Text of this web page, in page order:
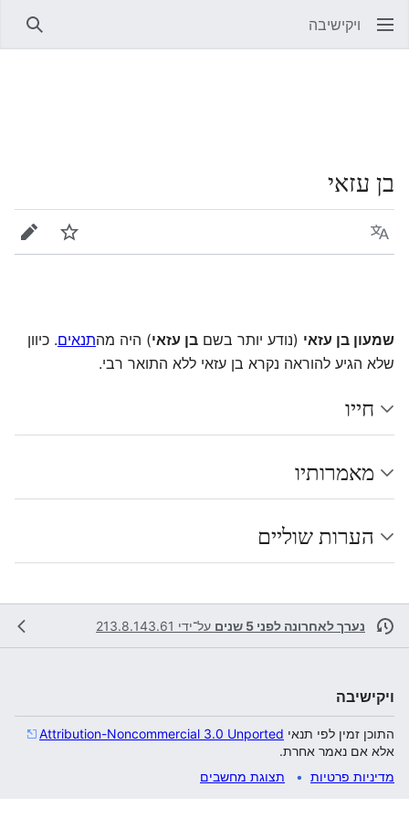
ויקישיבה
בן עזאי
שפה מעקב
שמעון בן עזאי (נודע יותר בשם בן עזאי) היה מהתנאים. כיוון
שלא הגיע להוראה נקרא בן עזאי ללא התואר רבי.
חייו
מאמרותיו
הערות שוליים
נערך לאחרונה לפני 5 שנים על־ידי 213.8.143.61
ויקישיבה
התוכן זמין לפי תנאי Attribution-Noncommercial 3.0 Unported
אלא אם נאמר אחרת.
מדיניות פרטיות
תצוגת מחשבים